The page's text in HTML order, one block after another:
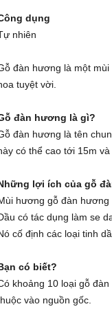
dụng
nhiên
đàn hương là một
tuyệt vời.
đàn hương là gì?
đàn hương là tên
có thể cao tới 15m
lợi ích của gỗ
hương gỗ đàn hương
có tác dụng làm se
cố định các loại tinh
có biết?
khoảng 10 loại gỗ
vào nguồn gốc.